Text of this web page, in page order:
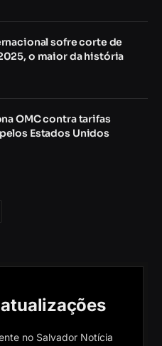
sofre corte de
o maior da história
OMC contra tarifas
Estados Unidos
no Salvador Notícia